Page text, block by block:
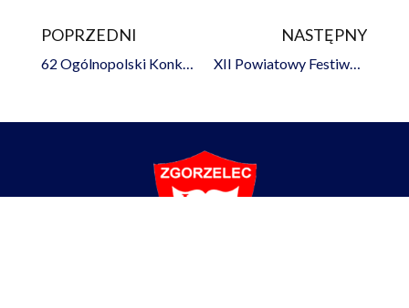
Prev
POPRZEDNI
62 Ogólnopolski Konkurs Recytatorski – etap rejonowy
NASTĘPNY
XII Powiatowy Festiwal Małych Form Artystycznych w języku angielskim